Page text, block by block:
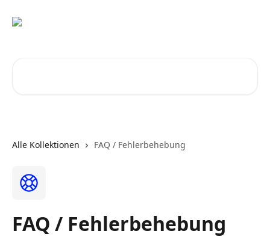
Alle Kollektionen FAQ / Fehlerbehebung
FAQ / Fehlerbehebung